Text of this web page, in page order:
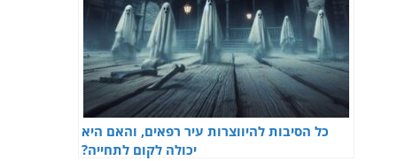
כל הסיבות להיווצרות עיר רפאים, והאם היא
יכולה לקום לתחייה?